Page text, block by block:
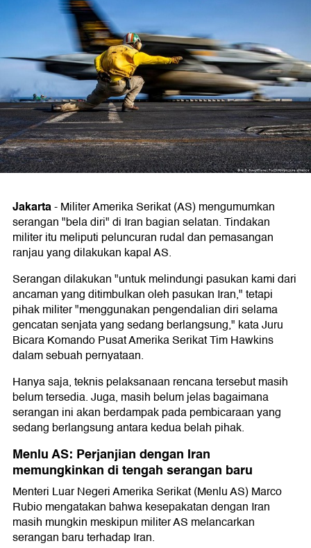
Jakarta-Militer Amerika Serikat (AS) mengumumkan
serangan "bela diri" di Iran bagian selatan. Tindakan
militer itu meliputi peluncuran rudal dan pemasangan
ranjau yang dilakukan kapal AS.
Serangan dilakukan "untuk melindungi pasukan kami dari
ancaman yang ditimbulkan oleh pasukan Iran," tetapi
pihak militer "menggunakan pengendalian diri selama
gencatan senjata yang sedang berlangsung," kata Juru
Bicara Komando Pusat Amerika Serikat Tim Hawkins
dalam sebuah pernyataan.
Hanya saja, teknis pelaksanaan rencana tersebut masih
belum tersedia. Juga, masih belum jelas bagaimana
serangan ini akan berdampak pada pembicaraan yang
sedang berlangsung antara kedua belah pihak.
Menlu AS: Perjanjian dengan Iran
memungkinkan di tengah serangan baru
Menteri Luar Negeri Amerika Serikat (Menlu AS) Marco
Rubio mengatakan bahwa kesepakatan dengan Iran
masih mungkin meskipun militer AS melancarkan
serangan baru terhadap Iran.